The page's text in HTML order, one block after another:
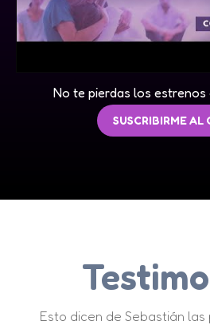
No te pierdas los estrenos
SUSCRIBIRME AL
Esto dicen de Sebastián